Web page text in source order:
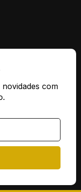
com